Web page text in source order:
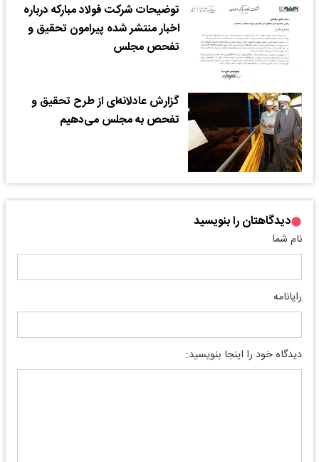
توضیحات شرکت فولاد مبارکه درباره
اخبار منتشر شده پیرامون تحقیق و
تفحص مجلس
گزارش عادلانه‌ای از طرح تحقیق و
تفحص به مجلس می‌دهیم
دیدگاهتان را بنویسید
نام شما
رایانامه
دیدگاه خود را اینجا بنویسید: